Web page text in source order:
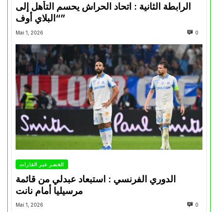
الرابطة الثانية : اتحاد الحراش يحسم التأهل إلى
“البلاي أوف”
Mai 1, 2026 0
الخضر عبر القارات
الدوري الفرنسي : استبعاد عبدلي من قائمة
مرسيليا أمام نانت
Mai 1, 2026 0